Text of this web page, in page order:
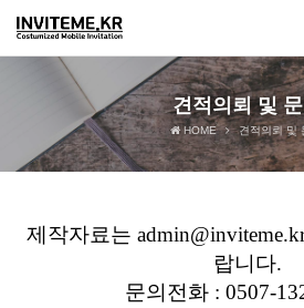
견적의뢰 및
HOME 견적의뢰 및
제작자료는
랍니다.
문의전화 : 0507-